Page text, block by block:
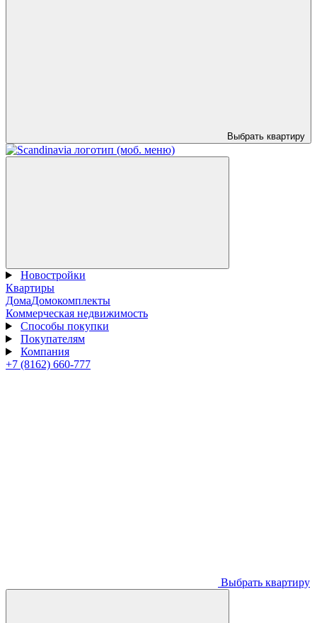
Выбрать квартиру
Новостройки
Квартиры
ДомаДомокомплекты
Коммерческая недвижимость
Способы покупки
Покупателям
Компания
+7 (8162) 660-777
Выбрать квартиру